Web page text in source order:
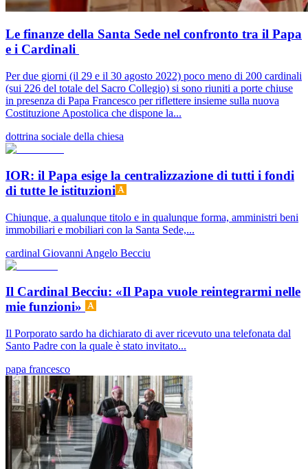
Le finanze della Santa Sede nel confronto tra il Papa
e i Cardinali
Per due giorni (il 29 e il 30 agosto 2022) poco meno di 200 cardinali
(sui 226 del totale del Sacro Collegio) si sono riuniti a porte chiuse
in presenza di Papa Francesco per riflettere insieme sulla nuova
Costituzione Apostolica che dispone la...
dottrina sociale della chiesa
IOR: il Papa esige la centralizzazione di tutti i fondi
di tutte le istituzioni
Chiunque, a qualunque titolo e in qualunque forma, amministri beni
immobiliari e mobiliari con la Santa Sede,...
cardinal Giovanni Angelo Becciu
Il Cardinal Becciu: «Il Papa vuole reintegrarmi nelle
mie funzioni»
Il Porporato sardo ha dichiarato di aver ricevuto una telefonata dal
Santo Padre con la quale è stato invitato...
papa francesco